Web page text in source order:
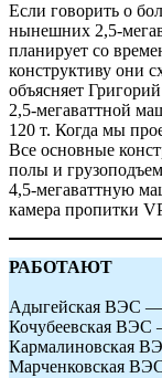
Если говорить о
нынешних
планирует со
конструктиву они
объясняет
2,5‑мегаваттной
120 т. Когда мы
Все основные
полы и
4,5‑мегаваттную
камера пропитки
РАБОТАЮТ
Адыгейская ВЭС — ​
Кочубеевская
Кармалиновская
Марченковская